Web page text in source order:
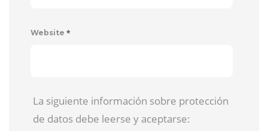
Website *
La siguiente información sobre protección
de datos debe leerse y aceptarse: